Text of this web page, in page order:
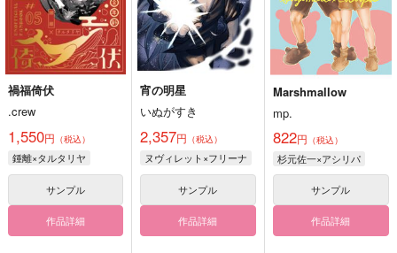
禍福倚伏
.crew
1,550円 （税込）
鍾離×タルタリヤ
サンプル
作品詳細
宵の明星
いぬがすき
2,357円 （税込）
ヌヴィレット×フリーナ
サンプル
作品詳細
Marshmallow
mp.
822円 （税込）
杉元佐一×アシリパ
サンプル
作品詳細